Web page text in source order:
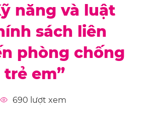
năng và luật
sách liên
phòng chống
em”
690 lượt xem